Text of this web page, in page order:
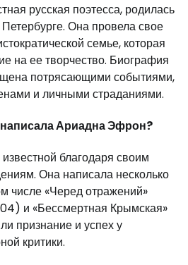
русская поэтесса, родилась
Петербурге. Она провела свое
семье, которая
на ее творчество. Биография
потрясающими событиями,
и личными страданиями.
Ариадна Эфрон?
благодаря своим
Она написала несколько
числе «Черед отражений»
и «Бессмертная Крымская»
признание и успех у
критики.